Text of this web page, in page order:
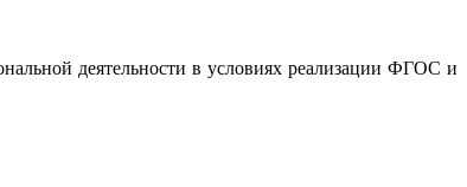
деятельности в условиях реализации ФГОС и